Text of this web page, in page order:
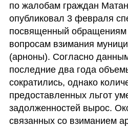
по жалобам граждан
опубликовал 3 февраля
посвященный обращениям
вопросам взимания
(арноны). Согласно
последние два года
сократились, однако
предоставленных льгот
задолженностей вырос.
связанных со взиманием